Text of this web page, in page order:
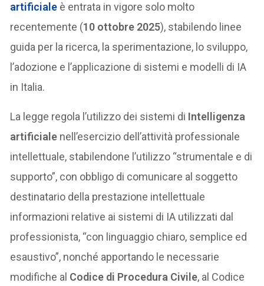
artificiale è entrata in vigore solo molto
recentemente (10 ottobre 2025), stabilendo linee
guida per la ricerca, la sperimentazione, lo sviluppo,
l’adozione e l’applicazione di sistemi e modelli di IA
in Italia.
La legge regola l’utilizzo dei sistemi di Intelligenza
artificiale nell’esercizio dell’attività professionale
intellettuale, stabilendone l’utilizzo “strumentale e di
supporto”, con obbligo di comunicare al soggetto
destinatario della prestazione intellettuale
informazioni relative ai sistemi di IA utilizzati dal
professionista, “con linguaggio chiaro, semplice ed
esaustivo”, nonché apportando le necessarie
modifiche al Codice di Procedura Civile, al Codice